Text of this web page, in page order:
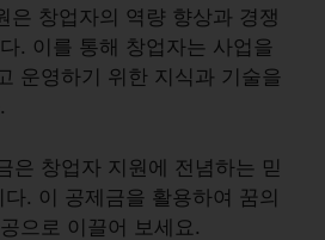
은 창업자의 역량 향상과 경쟁
. 이를 통해 창업자는 사업을
운영하기 위한 지식과 기술을
은 창업자 지원에 전념하는 믿
. 이 공제금을 활용하여 꿈의
으로 이끌어 보세요.